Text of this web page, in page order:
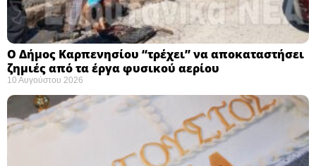
Ο Δήμος Καρπενησίου “τρέχει” να αποκαταστήσει
ζημιές από τα έργα φυσικού αερίου
10 Αυγούστου 2026